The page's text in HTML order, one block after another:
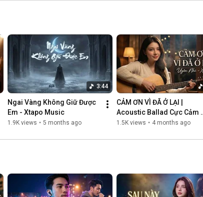
3:44
Ngai Vàng Không Giữ Được
Em - Xtapo Music
1.9K views • 5 months ago
CẢM ƠN VÌ ĐÃ Ở LẠI |
Acoustic Ballad Cực Cảm
Động | Giọng Nữ Khàn Ấm
1.5K views • 4 months ago